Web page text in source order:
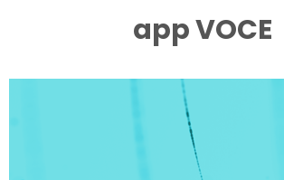
app VOCE